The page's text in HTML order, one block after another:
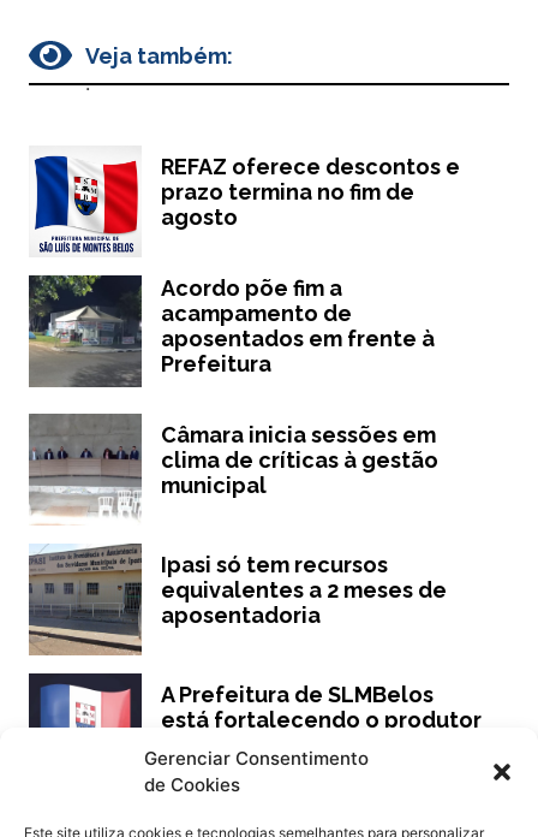
Gerenciar Consentimento
de Cookies
Este site utiliza cookies e tecnologias semelhantes para personalizar
Veja também:
.
REFAZ oferece descontos e
prazo termina no fim de
agosto
Acordo põe fim a
acampamento de
aposentados em frente à
Prefeitura
Câmara inicia sessões em
clima de críticas à gestão
municipal
Ipasi só tem recursos
equivalentes a 2 meses de
aposentadoria
A Prefeitura de SLMBelos
está fortalecendo o produtor
rural!